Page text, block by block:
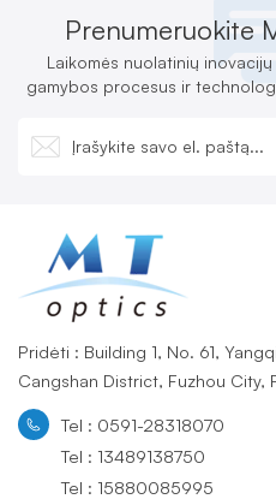
Prenumeruokite
Laikomės nuolatinių
gamybos procesus ir
Pridėti : Building 1, No. 61,
Cangshan District, Fuzhou City,
Tel : 0591-28318070
Tel : 13489138750
Tel : 15880085995